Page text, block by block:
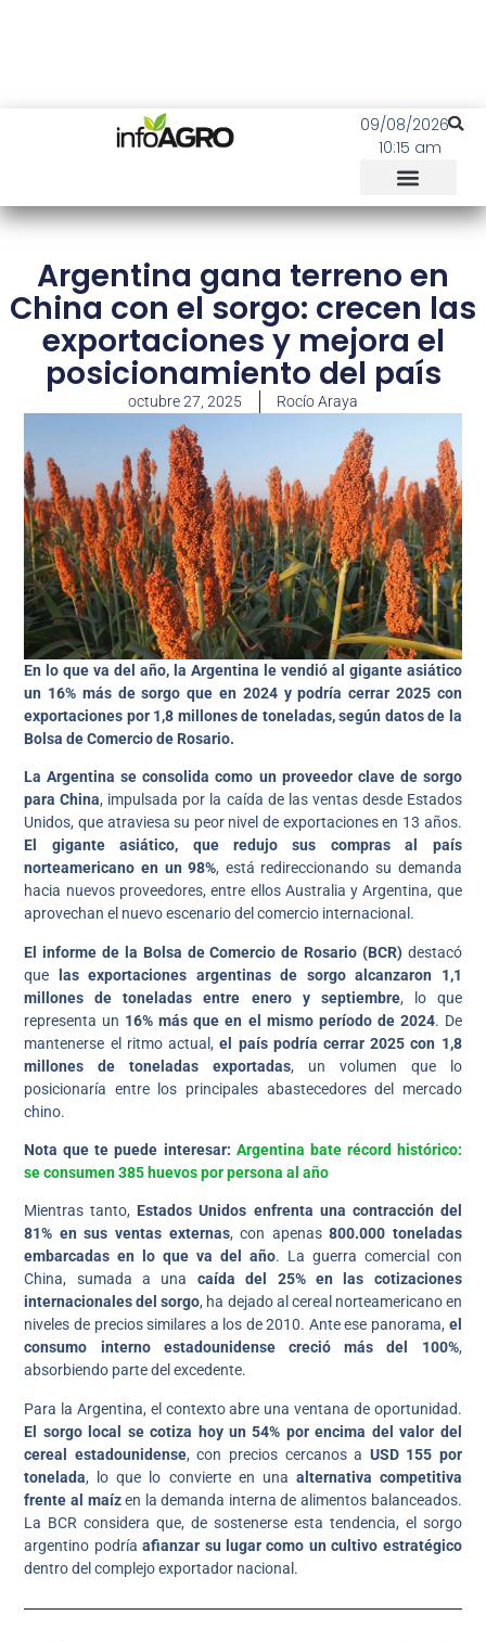
09/08/2026
10:15 am
Argentina gana terreno en
China con el sorgo: crecen las
exportaciones y mejora el
posicionamiento del país
octubre 27, 2025 Rocío Araya
En lo que va del año, la Argentina le vendió al gigante asiático
un 16% más de sorgo que en 2024 y podría cerrar 2025 con
exportaciones por 1,8 millones de toneladas, según datos de la
Bolsa de Comercio de Rosario.
La Argentina se consolida como un proveedor clave de sorgo
para China, impulsada por la caída de las ventas desde Estados
Unidos, que atraviesa su peor nivel de exportaciones en 13 años.
El gigante asiático, que redujo sus compras al país
norteamericano en un 98%, está redireccionando su demanda
hacia nuevos proveedores, entre ellos Australia y Argentina, que
aprovechan el nuevo escenario del comercio internacional.
El informe de la Bolsa de Comercio de Rosario (BCR)destacó
que las exportaciones argentinas de sorgo alcanzaron 1,1
millones de toneladas entre enero y septiembre, lo que
representa un 16% más que en el mismo período de 2024. De
mantenerse el ritmo actual,el país podría cerrar 2025 con 1,8
millones de toneladas exportadas, un volumen que lo
posicionaría entre los principales abastecedores del mercado
chino.
Nota que te puede interesar: Argentina bate récord histórico:
se consumen 385 huevos por persona al año
Mientras tanto, Estados Unidos enfrenta una contracción del
81% en sus ventas externas, con apenas800.000 toneladas
embarcadas en lo que va del año. La guerra comercial con
China, sumada a una caída del 25% en las cotizaciones
internacionales del sorgo, ha dejado al cereal norteamericano en
niveles de precios similares a los de 2010. Ante ese panorama, el
consumo interno estadounidense creció más del 100%,
absorbiendo parte del excedente.
Para la Argentina, el contexto abre una ventana de oportunidad.
El sorgo local se cotiza hoy un 54% por encima del valor del
cereal estadounidense, con precios cercanos a USD 155 por
tonelada, lo que lo convierte en una alternativa competitiva
frente al maízen la demanda interna de alimentos balanceados.
La BCR considera que, de sostenerse esta tendencia, el sorgo
argentino podríaafianzar su lugar como un cultivo estratégico
dentro del complejo exportador nacional.